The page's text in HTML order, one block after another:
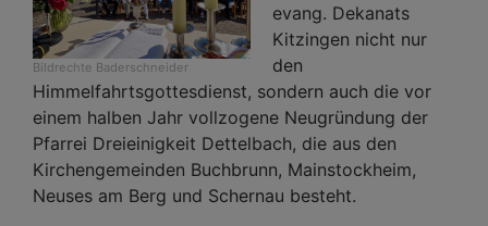
Bildrechte Baderschneider
evang. Dekanats
Kitzingen nicht nur
den
Himmelfahrtsgottesdienst, sondern auch die vor
einem halben Jahr vollzogene Neugründung der
Pfarrei Dreieinigkeit Dettelbach, die aus den
Kirchengemeinden Buchbrunn, Mainstockheim,
Neuses am Berg und Schernau besteht.